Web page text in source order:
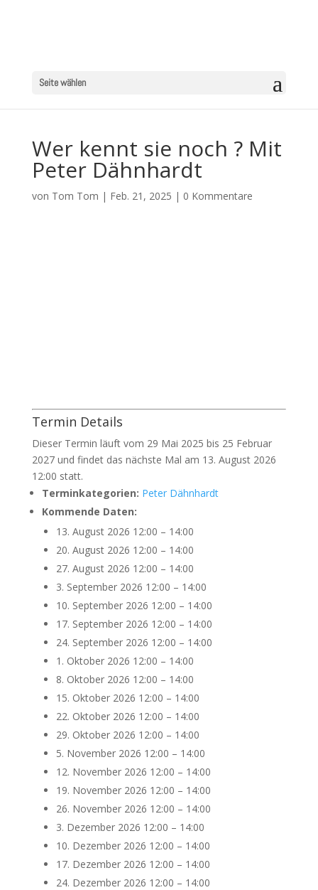
Seite wählen
Wer kennt sie noch ? Mit
Peter Dähnhardt
von Tom Tom | Feb. 21, 2025 | 0 Kommentare
Termin Details
Dieser Termin läuft vom 29 Mai 2025 bis 25 Februar
2027 und findet das nächste Mal am 13. August 2026
12:00 statt.
Terminkategorien: Peter Dähnhardt
Kommende Daten:
13. August 2026 12:00 – 14:00
20. August 2026 12:00 – 14:00
27. August 2026 12:00 – 14:00
3. September 2026 12:00 – 14:00
10. September 2026 12:00 – 14:00
17. September 2026 12:00 – 14:00
24. September 2026 12:00 – 14:00
1. Oktober 2026 12:00 – 14:00
8. Oktober 2026 12:00 – 14:00
15. Oktober 2026 12:00 – 14:00
22. Oktober 2026 12:00 – 14:00
29. Oktober 2026 12:00 – 14:00
5. November 2026 12:00 – 14:00
12. November 2026 12:00 – 14:00
19. November 2026 12:00 – 14:00
26. November 2026 12:00 – 14:00
3. Dezember 2026 12:00 – 14:00
10. Dezember 2026 12:00 – 14:00
17. Dezember 2026 12:00 – 14:00
24. Dezember 2026 12:00 – 14:00